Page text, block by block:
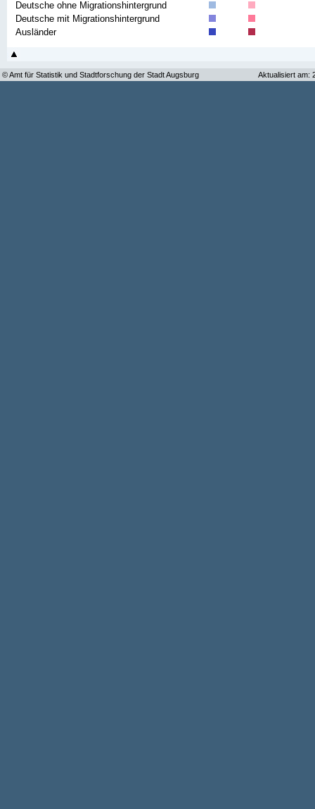
Deutsche ohne Migrationshintergrund
Deutsche mit Migrationshintergrund
Ausländer
© Amt für Statistik und Stadtforschung der Stadt Augsburg Aktualisiert am: